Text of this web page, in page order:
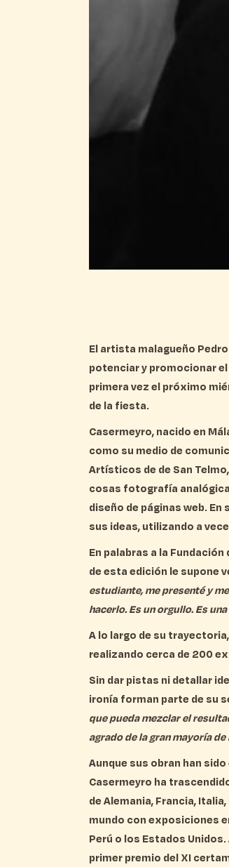
El artista malagueño
potenciar y promocionar
primera vez el próximo
de la fiesta.
Casermeyro, nacido en
como su medio de
Artísticos de de San Telmo
cosas fotografía
diseño de páginas web.
sus ideas, utilizando a
En palabras a la
de esta edición le supone
estudiante, me presenté y
hacerlo. Es un orgullo. Es
A lo largo de su trayectoria,
realizando cerca de 200
Sin dar pistas ni detallar
ironía forman parte de su
que pueda mezclar el
agrado de la gran mayoría
Aunque sus obran han
Casermeyro ha
deAlemania, Francia,
mundo con exposiciones
Perú o los Estados Unidos
primer premio del XI